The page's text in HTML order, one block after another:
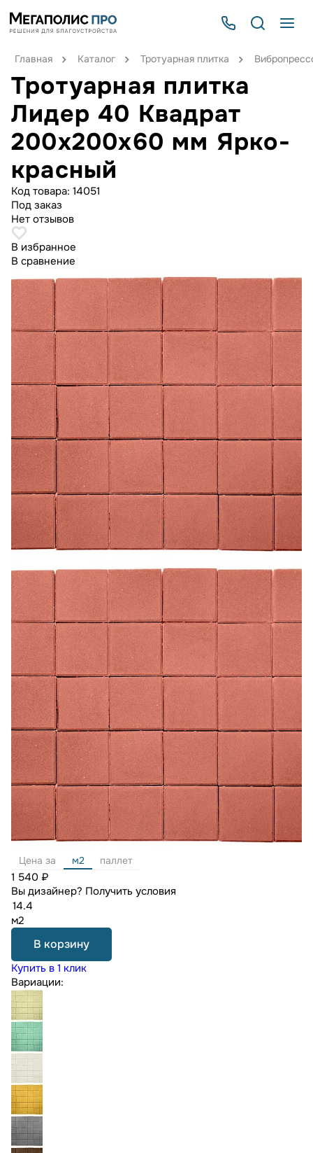
Главная Каталог Тротуарная плитка
Тротуарная плитка
Лидер 40 Квадрат
200х200х60 мм Ярко-
красный
Код товара: 14051
Под заказ
Нет отзывов
В избранное
В сравнение
Цена за м2 паллет
1 540 ₽
Вы дизайнер? Получить условия
м2
В корзину
Купить в 1 клик
Вариации: